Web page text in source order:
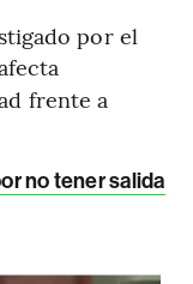
por el
frente a
no tener salida